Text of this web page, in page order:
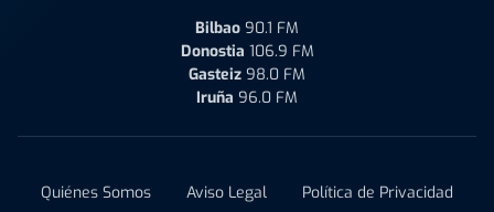
Bilbao 90.1 FM
Donostia 106.9 FM
Gasteiz 98.0 FM
Iruña 96.0 FM
Quiénes Somos Aviso Legal
Política de Privacidad